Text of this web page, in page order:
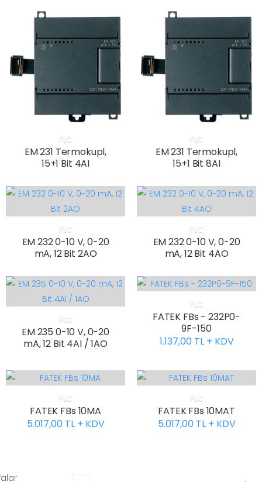
PLC
EM 231 Termokupl,
15+1 Bit 4AI
PLC
EM 231 Termokupl,
15+1 Bit 8AI
PLC
EM 232 0-10 V, 0-20
mA, 12 Bit 2AO
PLC
EM 232 0-10 V, 0-20
mA, 12 Bit 4AO
PLC
EM 235 0-10 V, 0-20
mA, 12 Bit 4AI / 1AO
PLC
FATEK FBs - 232P0-
9F-150
1.137,00 TL + KDV
PLC
FATEK FBs 10MA
5.017,00 TL + KDV
PLC
FATEK FBs 10MAT
5.017,00 TL + KDV